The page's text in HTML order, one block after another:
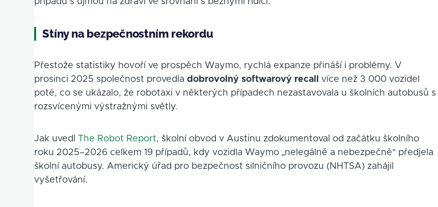
Stíny na bezpečnostním rekordu
Přestože statistiky hovoří ve prospěch Waymo, rychlá expanze přináší i problémy. V
prosinci 2025 společnost provedladobrovolný softwarový recall
více než 3 000 vozidel
poté, co se ukázalo, že robotaxi v některých případech nezastavovala u školních autobusů s
rozsvícenými výstražnými světly.
Jak uvedl The Robot Report, školní obvod v Austinu zdokumentoval od začátku školního
roku 2025–2026 celkem 19 případů, kdy vozidla Waymo „nelegálně a nebezpečně" předjela
školní autobusy. Americký úřad pro bezpečnost silničního provozu (NHTSA) zahájil
vyšetřování.